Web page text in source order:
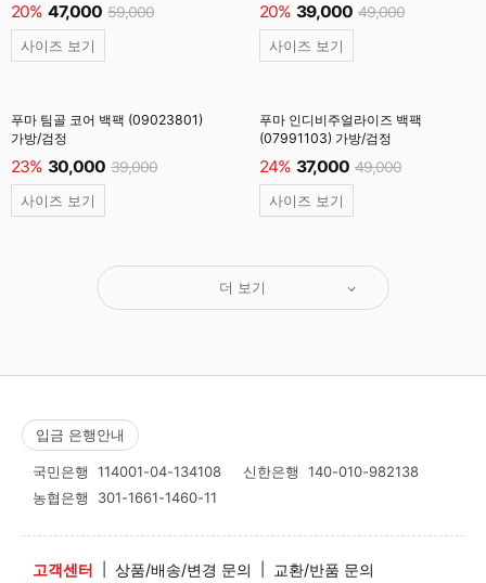
20% 47,000 59,000
사이즈 보기
20% 39,000 49,000
사이즈 보기
푸마 팀골 코어 백팩 (09023801)
가방/검정
23% 30,000 39,000
사이즈 보기
푸마 인디비주얼라이즈 백팩
(07991103) 가방/검정
24% 37,000 49,000
사이즈 보기
더 보기
입금 은행안내
국민은행 114001-04-134108 신한은행 140-010-982138
농협은행 301-1661-1460-11
고객센터 상품/배송/변경 문의 교환/반품 문의